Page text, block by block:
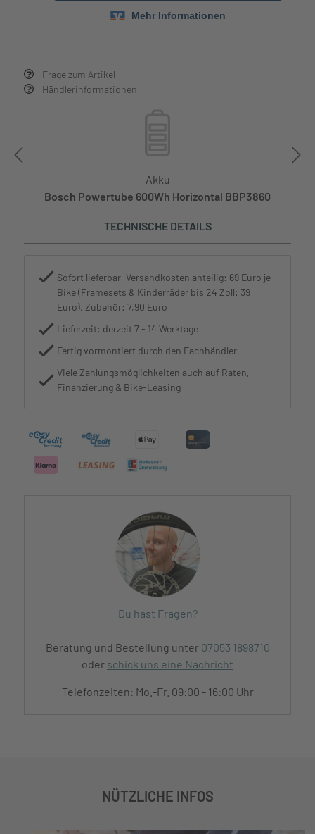
Frage zum Artikel
Händlerinformationen
Akku
Bosch Powertube 600Wh Horizontal BBP3860
TECHNISCHE DETAILS
Sofort lieferbar, Versandkosten anteilig: 69 Euro je
Bike (Framesets & Kinderräder bis 24 Zoll: 39
Euro), Zubehör: 7,90 Euro
Lieferzeit: derzeit 7 - 14 Werktage
Fertig vormontiert durch den Fachhändler
Viele Zahlungsmöglichkeiten auch auf Raten,
Finanzierung & Bike-Leasing
Du hast Fragen?
Beratung und Bestellung unter 07053 1898710
oder schick uns eine Nachricht
Telefonzeiten: Mo.-Fr. 09:00 - 16:00 Uhr
NÜTZLICHE INFOS